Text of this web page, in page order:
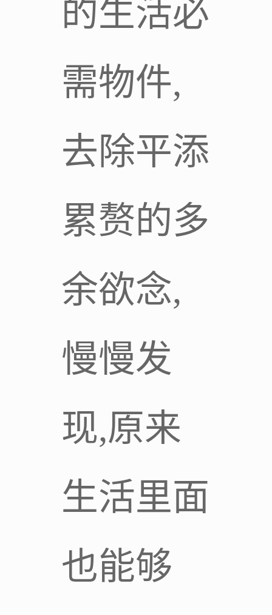
的生活必
需物件,
去除平添
累赘的多
余欲念,
慢慢发
现,原来
生活里面
也能够